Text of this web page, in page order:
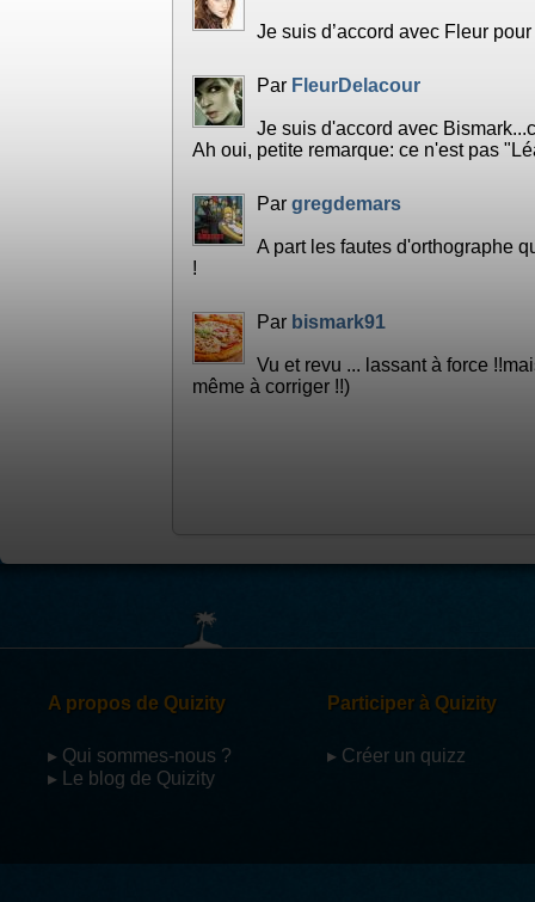
Je suis d’accord avec Fleur
Par FleurDelacour
Je suis d'accord avec
Ah oui, petite remarque: ce n'est pas
Par gregdemars
A part les fautes d'orthographe
!
Par bismark91
Vu et revu ... lassant à force
même à corriger !!)
A propos de Quizity
▸ Qui sommes-nous ?
▸ Le blog de Quizity
Participer à Quizity
▸ Créer un quizz